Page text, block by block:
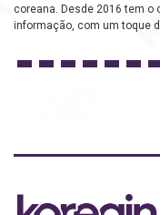
coreana. Desde 2016 tem o
informação, com um toque